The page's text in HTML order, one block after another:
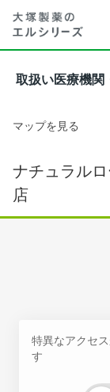
取扱い医療機関
マップを見る
ナチュラル
店
特異なアクセ
す